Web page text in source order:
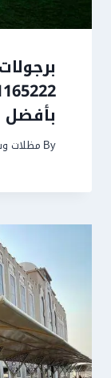
بأفضل
By مظلات